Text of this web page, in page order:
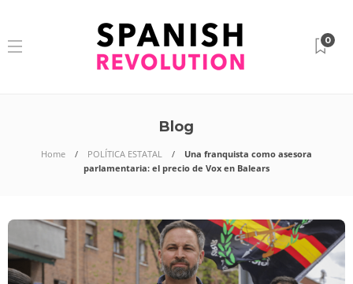
0
Blog
Home POLÍTICA ESTATAL
Una franquista como asesora
parlamentaria: el precio de Vox en Balears